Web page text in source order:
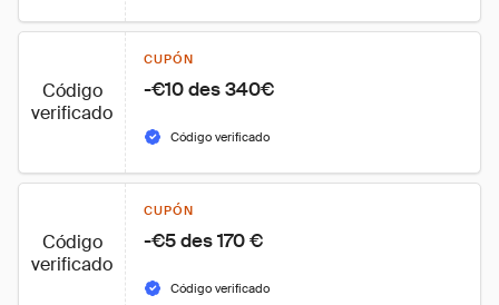
Código
verificado
CUPÓN
-€10 des 340€
Código verificado
Código
verificado
CUPÓN
-€5 des 170 €
Código verificado